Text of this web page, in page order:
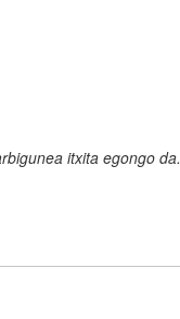
itxita egongo da.